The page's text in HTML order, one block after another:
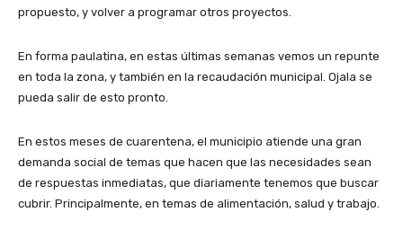
propuesto, y volver a programar otros proyectos.
En forma paulatina, en estas últimas semanas vemos un repunte
en toda la zona, y también en la recaudación municipal. Ojala se
pueda salir de esto pronto.
En estos meses de cuarentena, el municipio atiende una gran
demanda social de temas que hacen que las necesidades sean
de respuestas inmediatas, que diariamente tenemos que buscar
cubrir. Principalmente, en temas de alimentación, salud y trabajo.